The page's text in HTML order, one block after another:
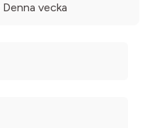
Denna vecka